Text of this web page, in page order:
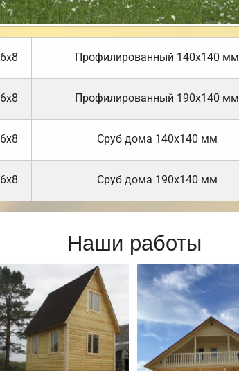
6х8 Профилированный 140х140 мм
6х8 Профилированный 190х140 мм
6х8 Cруб дома 140х140 мм
6х8 Cруб дома 190х140 мм
Наши работы